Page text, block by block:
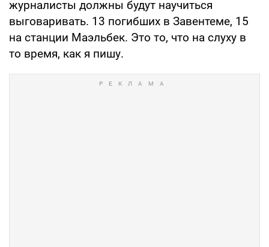
журналисты должны будут научиться
выговаривать. 13 погибших в Завентеме, 15
на станции Маэльбек. Это то, что на слуху в
то время, как я пишу.